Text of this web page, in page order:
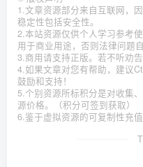
1.文章资源部分来自互联网，
稳定性包括安全性。
2.本站资源仅供个人学习参考
用于商业用途，否则法律问题自
3.商用请支持正版。若不听劝
4.如果文章对您有帮助，建议
鼓励和支持！
5.个别资源所标积分是对收集
源价格。（积分可签到获取）
6.鉴于虚拟资源的可复制性充